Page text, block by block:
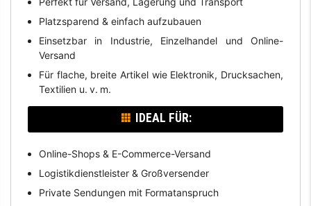
Platzsparend & einfach aufzubauen
Einsetzbar in Industrie, Einzelhandel und Online-
Versand
Für flache, breite Artikel wie Elektronik, Drucksachen,
Textilien u. v. m.
IDEAL FÜR:
Online-Shops & E-Commerce-Versand
Logistikdienstleister & Großversender
Private Sendungen mit Formatanspruch